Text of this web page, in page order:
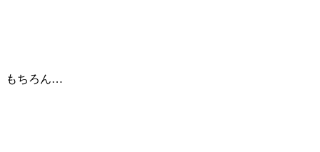
もちろん…